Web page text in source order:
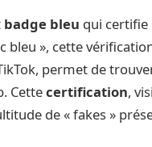
badge bleu qui certifie
bleu », cette
permet de
Cettecertification,
de « fakes »